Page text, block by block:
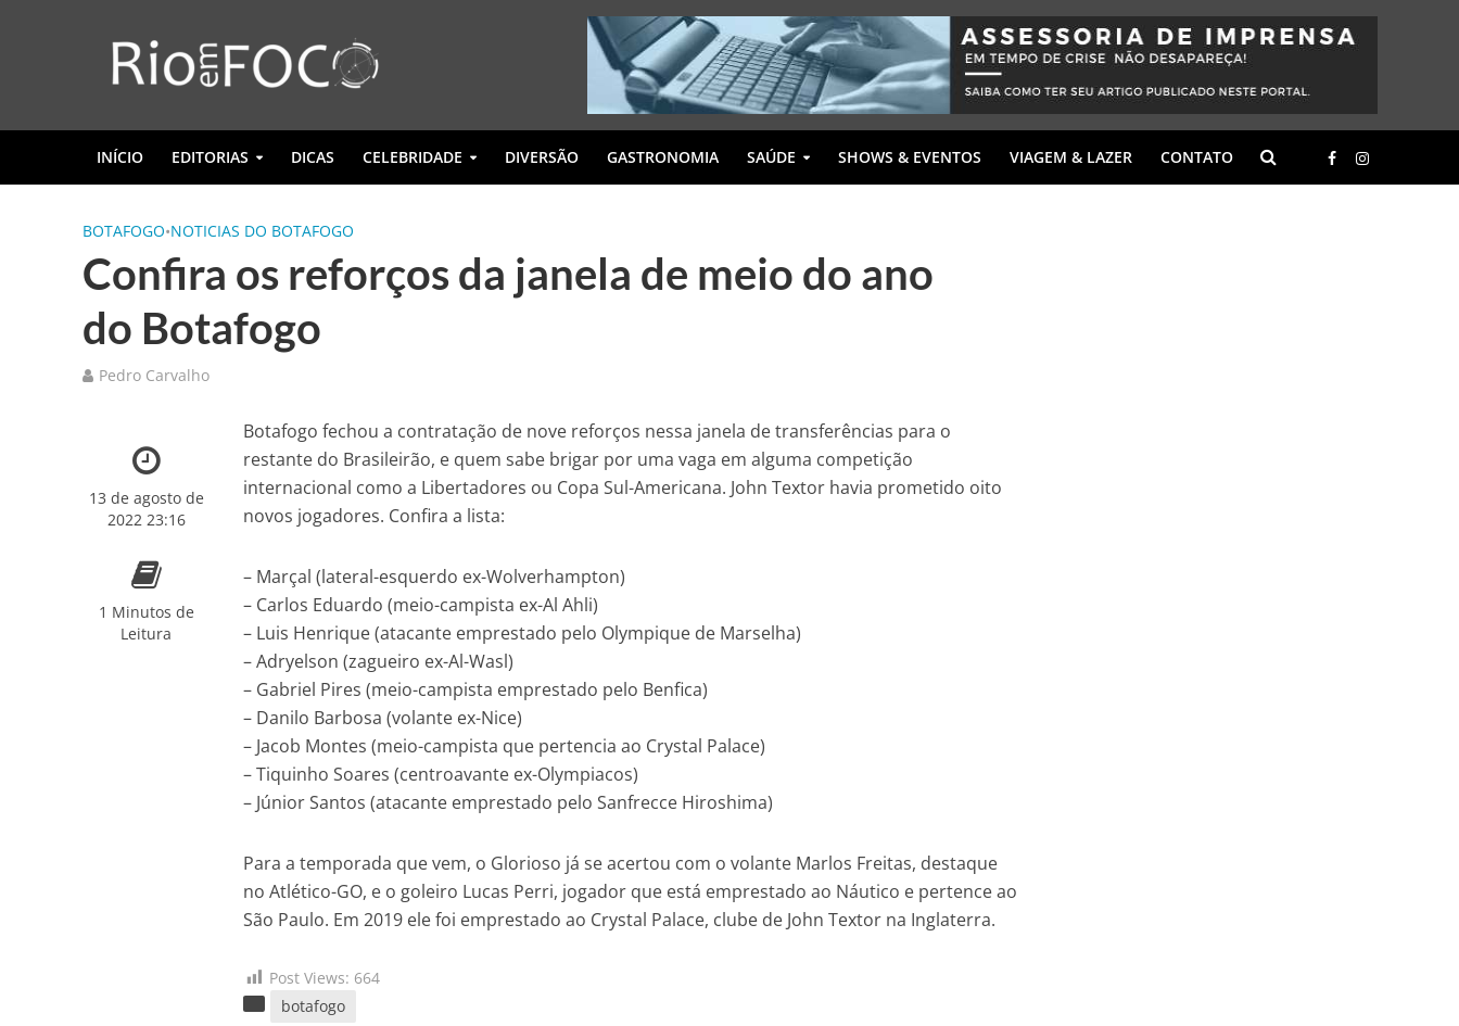
INÍCIO EDITORIAS DICAS CELEBRIDADE DIVERSÃO GASTRONOMIA SAÚDE SHOWS & EVENTOS VIAGEM & LAZER CONTATO
BOTAFOGO•NOTICIAS DO BOTAFOGO
Confira os reforços da janela de meio do ano
do Botafogo
Pedro Carvalho
13 de agosto de
2022 23:16
1 Minutos de
Leitura
Botafogo fechou a contratação de nove reforços nessa janela de transferências para o
restante do Brasileirão, e quem sabe brigar por uma vaga em alguma competição
internacional como a Libertadores ou Copa Sul-Americana. John Textor havia prometido oito
novos jogadores. Confira a lista:
– Marçal (lateral-esquerdo ex-Wolverhampton)
– Carlos Eduardo (meio-campista ex-Al Ahli)
– Luis Henrique (atacante emprestado pelo Olympique de Marselha)
– Adryelson (zagueiro ex-Al-Wasl)
– Gabriel Pires (meio-campista emprestado pelo Benfica)
– Danilo Barbosa (volante ex-Nice)
– Jacob Montes (meio-campista que pertencia ao Crystal Palace)
– Tiquinho Soares (centroavante ex-Olympiacos)
– Júnior Santos (atacante emprestado pelo Sanfrecce Hiroshima)
Para a temporada que vem, o Glorioso já se acertou com o volante Marlos Freitas, destaque
no Atlético-GO, e o goleiro Lucas Perri, jogador que está emprestado ao Náutico e pertence ao
São Paulo. Em 2019 ele foi emprestado ao Crystal Palace, clube de John Textor na Inglaterra.
Post Views: 664
botafogo